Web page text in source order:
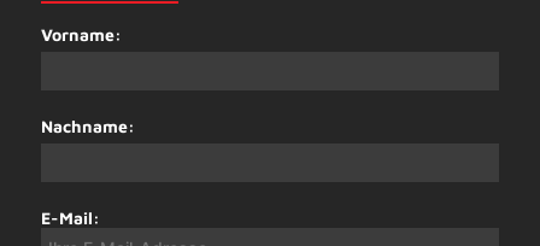
Vorname:
Nachname:
E-Mail: